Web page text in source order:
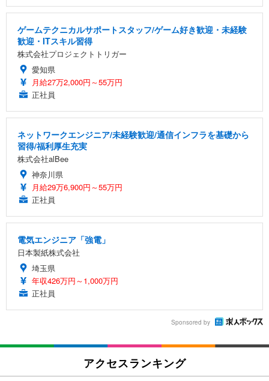
ゲームテクニカルサポートスタッフ/ゲーム好き歓迎・未経験
歓迎・ITスキル習得
株式会社プロジェクトトリガー
愛知県
月給27万2,000円～55万円
正社員
ネットワークエンジニア/未経験歓迎/通信インフラを基礎から
習得/福利厚生充実
株式会社alBee
神奈川県
月給29万6,900円～55万円
正社員
電気エンジニア「強電」
日本製紙株式会社
埼玉県
年収426万円～1,000万円
正社員
Sponsored by
アクセスランキング